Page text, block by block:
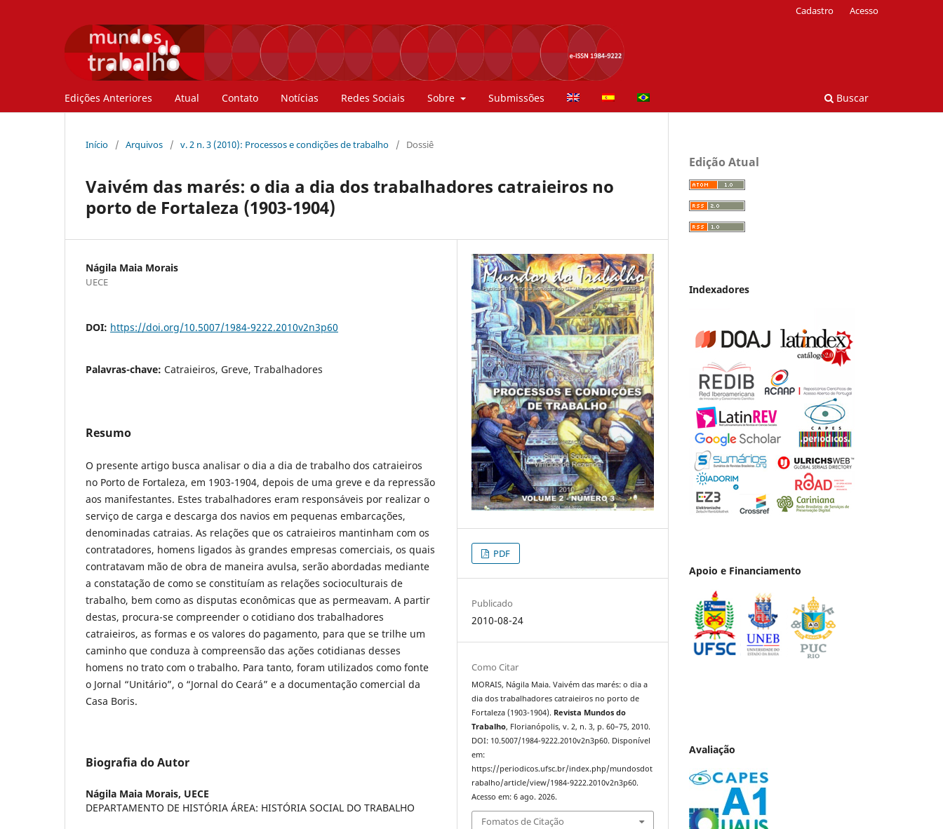
Edições Anteriores Atual Contato Notícias Redes Sociais Sobre Submissões Buscar
Cadastro Acesso
Início / Arquivos / v. 2 n. 3 (2010): Processos e condições de trabalho / Dossiê
Vaivém das marés: o dia a dia dos trabalhadores catraieiros no
porto de Fortaleza (1903-1904)
Nágila Maia Morais
UECE
DOI: https://doi.org/10.5007/1984-9222.2010v2n3p60
Palavras-chave: Catraieiros, Greve, Trabalhadores
Resumo
O presente artigo busca analisar o dia a dia de trabalho dos catraieiros
no Porto de Fortaleza, em 1903-1904, depois de uma greve e da repressão
aos manifestantes. Estes trabalhadores eram responsáveis por realizar o
serviço de carga e descarga dos navios em pequenas embarcações,
denominadas catraias. As relações que os catraieiros mantinham com os
contratadores, homens ligados às grandes empresas comerciais, os quais
contratavam mão de obra de maneira avulsa, serão abordadas mediante
a constatação de como se constituíam as relações socioculturais de
trabalho, bem como as disputas econômicas que as permeavam. A partir
destas, procura-se compreender o cotidiano dos trabalhadores
catraieiros, as formas e os valores do pagamento, para que se trilhe um
caminho que conduza à compreensão das ações cotidianas desses
homens no trato com o trabalho. Para tanto, foram utilizados como fonte
o Jornal “Unitário”, o “Jornal do Ceará” e a documentação comercial da
Casa Boris.
Biografia do Autor
Nágila Maia Morais, UECE
DEPARTAMENTO DE HISTÓRIA ÁREA: HISTÓRIA SOCIAL DO TRABALHO
PDF
Publicado
2010-08-24
Como Citar
MORAIS, Nágila Maia. Vaivém das marés: o dia a
dia dos trabalhadores catraieiros no porto de
Fortaleza (1903-1904). Revista Mundos do
Trabalho, Florianópolis, v. 2, n. 3, p. 60–75, 2010.
DOI: 10.5007/1984-9222.2010v2n3p60. Disponível
em:
https://periodicos.ufsc.br/index.php/mundosdot
rabalho/article/view/1984-9222.2010v2n3p60.
Acesso em: 6 ago. 2026.
Fomatos de Citação
Edição Atual
Indexadores
Apoio e Financiamento
Avaliação